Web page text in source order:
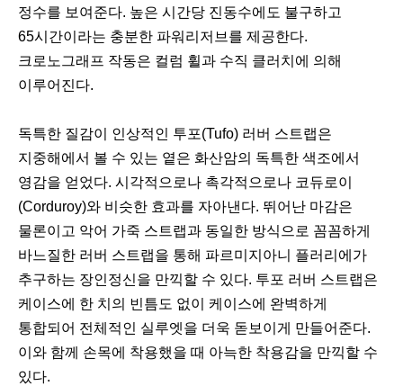
정수를 보여준다. 높은 시간당 진동수에도 불구하고
65시간이라는 충분한 파워리저브를 제공한다.
크로노그래프 작동은 컬럼 휠과 수직 클러치에 의해
이루어진다.
독특한 질감이 인상적인 투포(Tufo) 러버 스트랩은
지중해에서 볼 수 있는 옅은 화산암의 독특한 색조에서
영감을 얻었다. 시각적으로나 촉각적으로나 코듀로이
(Corduroy)와 비슷한 효과를 자아낸다. 뛰어난 마감은
물론이고 악어 가죽 스트랩과 동일한 방식으로 꼼꼼하게
바느질한 러버 스트랩을 통해 파르미지아니 플러리에가
추구하는 장인정신을 만끽할 수 있다. 투포 러버 스트랩은
케이스에 한 치의 빈틈도 없이 케이스에 완벽하게
통합되어 전체적인 실루엣을 더욱 돋보이게 만들어준다.
이와 함께 손목에 착용했을 때 아늑한 착용감을 만끽할 수
있다.